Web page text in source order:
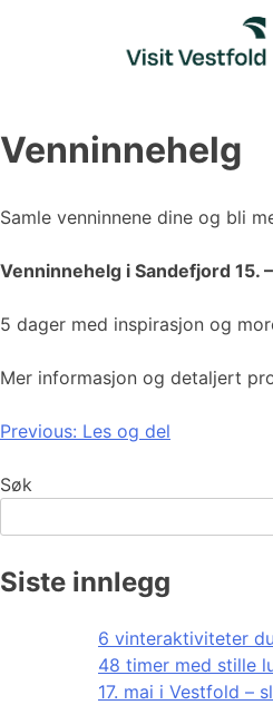
Venninnehelg
Samle venninnene dine og bli
Venninnehelg i Sandefjord 15.
5 dager med inspirasjon og
Mer informasjon og detaljert
Innleggsnavigasjon
Previous: Les og del
Søk
Siste innlegg
6 vinteraktiviteter
48 timer med stille
17. mai i Vestfold –